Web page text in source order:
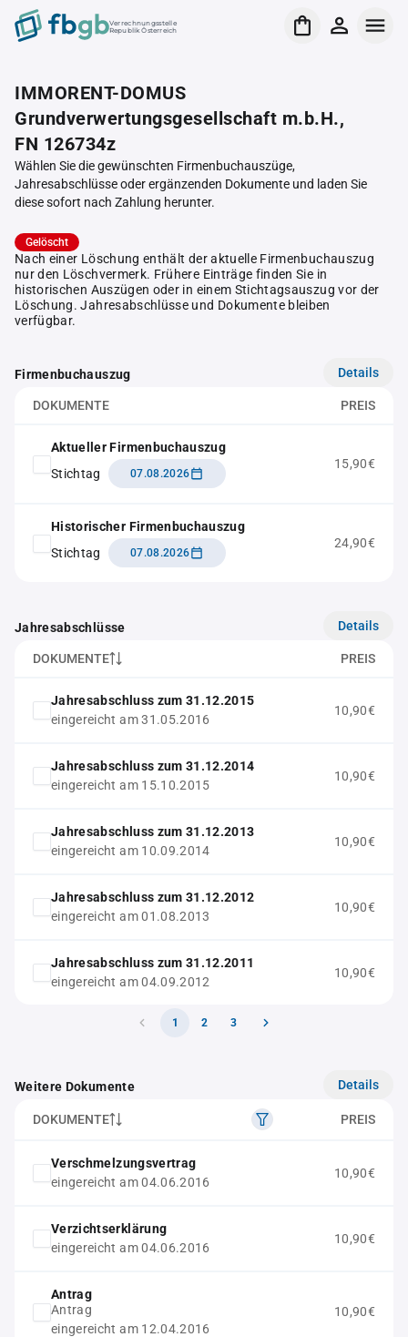
Verrechnungsstelle
Republik Österreich
IMMORENT-DOMUS
Grundverwertungsgesellschaft m.b.H.,
FN 126734z
Wählen Sie die gewünschten Firmenbuchauszüge,
Jahresabschlüsse oder ergänzenden Dokumente und laden Sie
diese sofort nach Zahlung herunter.
Gelöscht
Nach einer Löschung enthält der aktuelle Firmenbuchauszug
nur den Löschvermerk. Frühere Einträge finden Sie in
historischen Auszügen oder in einem Stichtagsauszug vor der
Löschung. Jahresabschlüsse und Dokumente bleiben
verfügbar.
Firmenbuchauszug Details
DOKUMENTE PREIS
Aktueller Firmenbuchauszug
Stichtag
07.08.2026
15,90€
Historischer Firmenbuchauszug
Stichtag
07.08.2026
24,90€
Jahresabschlüsse Details
DOKUMENTE PREIS
Jahresabschluss zum 31.12.2015
eingereicht am 31.05.2016
10,90€
Jahresabschluss zum 31.12.2014
eingereicht am 15.10.2015
10,90€
Jahresabschluss zum 31.12.2013
eingereicht am 10.09.2014
10,90€
Jahresabschluss zum 31.12.2012
eingereicht am 01.08.2013
10,90€
Jahresabschluss zum 31.12.2011
eingereicht am 04.09.2012
10,90€
1 2 3
Weitere Dokumente Details
DOKUMENTE PREIS
Verschmelzungsvertrag
eingereicht am 04.06.2016
10,90€
Verzichtserklärung
eingereicht am 04.06.2016
10,90€
Antrag
Antrag
eingereicht am 12.04.2016
10,90€